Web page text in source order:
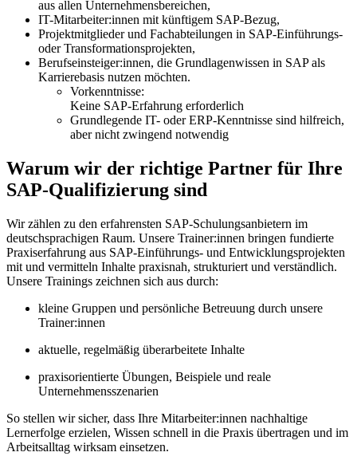
aus allen Unternehmensbereichen,
IT-Mitarbeiter:innen mit künftigem SAP-Bezug,
Projektmitglieder und Fachabteilungen in SAP-Einführungs-
oder Transformationsprojekten,
Berufseinsteiger:innen, die Grundlagenwissen in SAP als
Karrierebasis nutzen möchten.
Vorkenntnisse:
Keine SAP-Erfahrung erforderlich
Grundlegende IT- oder ERP-Kenntnisse sind hilfreich,
aber nicht zwingend notwendig
Warum wir der richtige Partner für Ihre
SAP-Qualifizierung sind
Wir zählen zu den erfahrensten SAP-Schulungsanbietern im
deutschsprachigen Raum. Unsere Trainer:innen bringen fundierte
Praxiserfahrung aus SAP-Einführungs- und Entwicklungsprojekten
mit und vermitteln Inhalte praxisnah, strukturiert und verständlich.
Unsere Trainings zeichnen sich aus durch:
kleine Gruppen und persönliche Betreuung durch unsere
Trainer:innen
aktuelle, regelmäßig überarbeitete Inhalte
praxisorientierte Übungen, Beispiele und reale
Unternehmensszenarien
So stellen wir sicher, dass Ihre Mitarbeiter:innen nachhaltige
Lernerfolge erzielen, Wissen schnell in die Praxis übertragen und im
Arbeitsalltag wirksam einsetzen.